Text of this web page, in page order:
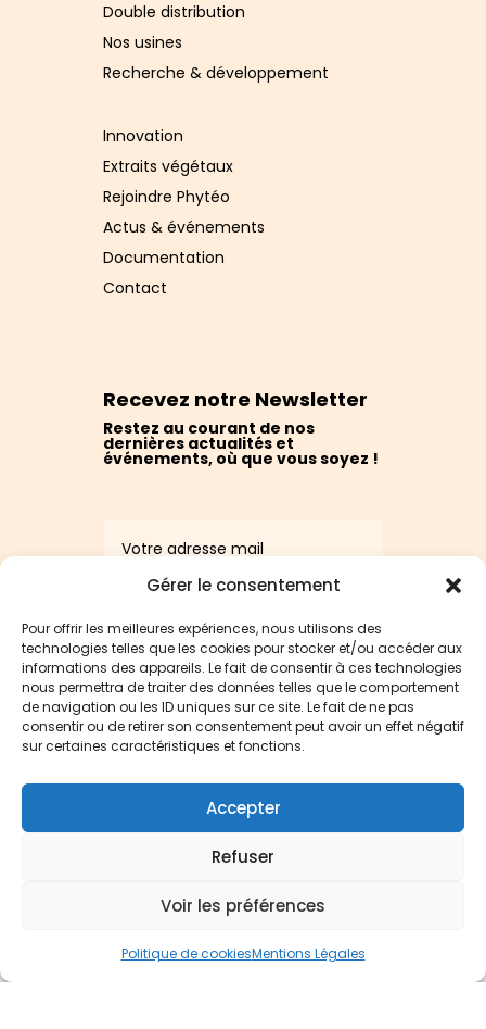
Gérer le consentement
Pour offrir les meilleures expériences, nous utilisons des
technologies telles que les cookies pour stocker et/ou accéder aux
informations des appareils. Le fait de consentir à ces technologies
nous permettra de traiter des données telles que le comportement
de navigation ou les ID uniques sur ce site. Le fait de ne pas
consentir ou de retirer son consentement peut avoir un effet négatif
sur certaines caractéristiques et fonctions.
Accepter
Refuser
Voir les préférences
Politique de cookiesMentions Légales
Double distribution
Nos usines
Recherche & développement
Innovation
Extraits végétaux
Rejoindre Phytéo
Actus & événements
Documentation
Contact
Recevez notre Newsletter
Restez au courant de nos
dernières actualités et
événements, où que vous soyez !
Mentions légales